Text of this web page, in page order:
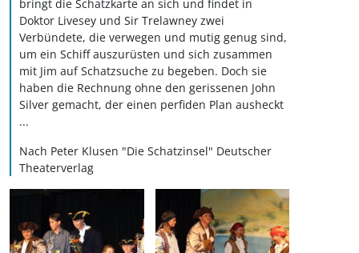
bringt die Schatzkarte an sich und findet in
Doktor Livesey und Sir Trelawney zwei
Verbündete, die verwegen und mutig genug sind,
um ein Schiff auszurüsten und sich zusammen
mit Jim auf Schatzsuche zu begeben. Doch sie
haben die Rechnung ohne den gerissenen John
Silver gemacht, der einen perfiden Plan ausheckt
...
Nach Peter Klusen "Die Schatzinsel" Deutscher
Theaterverlag